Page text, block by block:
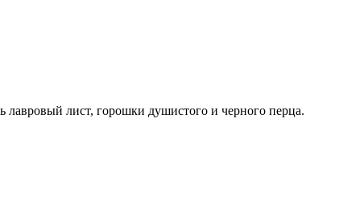
лавровый лист, горошки душистого и черного перца.